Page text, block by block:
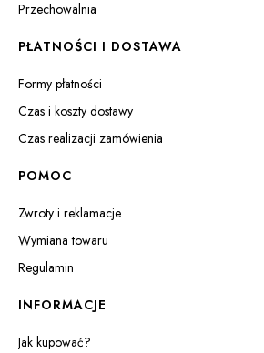
Przechowalnia
PŁATNOŚCI I DOSTAWA
Formy płatności
Czas i koszty dostawy
Czas realizacji zamówienia
POMOC
Zwroty i reklamacje
Wymiana towaru
Regulamin
INFORMACJE
Jak kupować?